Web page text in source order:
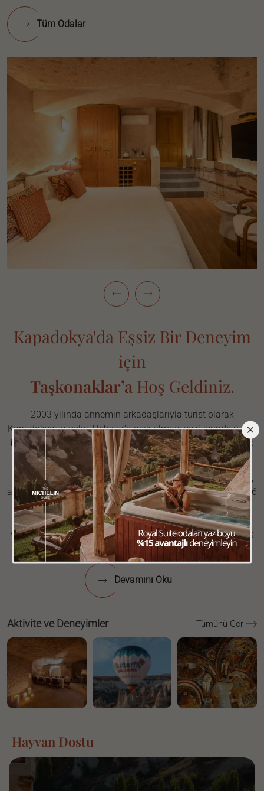
Tüm Odalar
Kapadokya'da Eşsiz Bir Deneyim
için
Taşkonaklar’a Hoş Geldiniz.
2003 yılında annemin arkadaşlarıyla turist olarak
Kapadokya’ya gelip, Uçhisar’a aşık olması ve üzerinde üzüm
bağı bulunan güzel bir eski evi restore etmesiyle hikayemiz
başladı.
Birkaç ay kalmak için küçük şirin bir ev olarak başlayan ev,
annemin hayalini kurduğu gibi olmasa da tadilat sırasında 6
odalı bir otele dönüştü. Sonunda restorasyonun hemen
yanındaki evi ona satın aldık. Şimdi onu otelin yanındaki
yeşil panjurlu evde, Haziran ve Kasım ayları arasında, teras
manzarasının ve havanın tadını çıkarırken…
Devamını Oku
Aktivite ve Deneyimler Tümünü Gör
Hayvan Dostu